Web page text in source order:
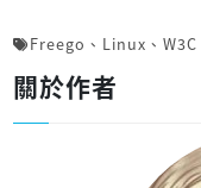
Freego 、 Linux 、 W3C
關於作者